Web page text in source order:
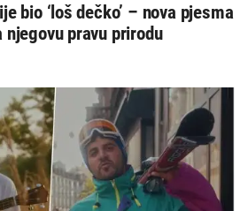
bio ‘loš dečko’ – nova pjesma
pravu prirodu